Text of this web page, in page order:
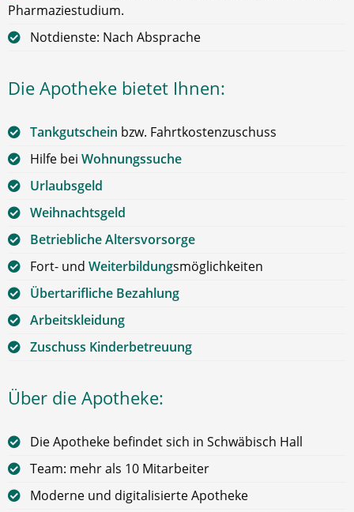
Pharmaziestudium.
Notdienste: Nach Absprache
Die Apotheke bietet Ihnen:
Tankgutschein bzw. Fahrtkostenzuschuss
Hilfe bei Wohnungssuche
Urlaubsgeld
Weihnachtsgeld
Betriebliche Altersvorsorge
Fort- und Weiterbildungsmöglichkeiten
Übertarifliche Bezahlung
Arbeitskleidung
Zuschuss Kinderbetreuung
Über die Apotheke:
Die Apotheke befindet sich in Schwäbisch Hall
Team: mehr als 10 Mitarbeiter
Moderne und digitalisierte Apotheke